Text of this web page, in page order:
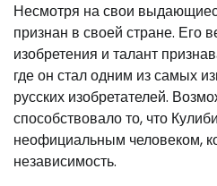
Несмотря на свои
признан в своей стране. Его
изобретения и талант
где он стал одним из самых
русских изобретателей.
способствовало то, что
неофициальным человеком,
независимость.